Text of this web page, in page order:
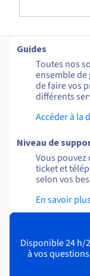
Guides
Toutes nos
ensemble
de faire vos
différents
Accéder à la
Niveau de
Vous
ticket et
selon vos
En savoir
Disponible 24 h/
à vos